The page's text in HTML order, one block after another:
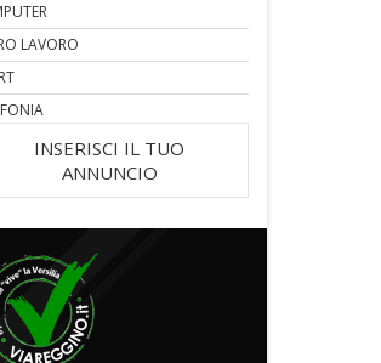
LAVORO
INSERISCI IL TUO
ANNUNCIO